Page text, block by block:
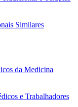
Similares
da Medicina
e Trabalhadores